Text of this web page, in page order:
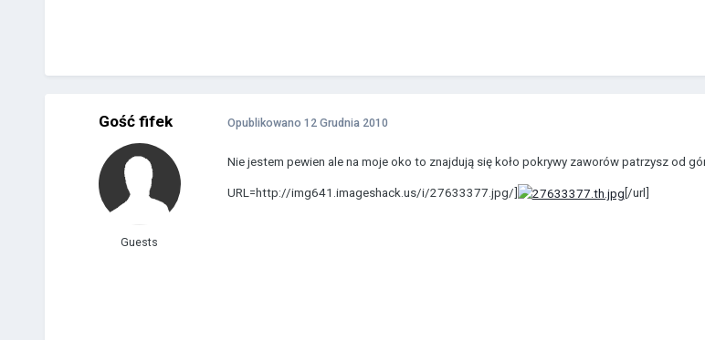
Gość fifek
Guests
Opublikowano 12 Grudnia 2010
Nie jestem pewien ale na moje oko to znajdują się koło pokrywy zaworów patrzysz od
URL=http://img641.imageshack.us/i/27633377.jpg/] [/url]